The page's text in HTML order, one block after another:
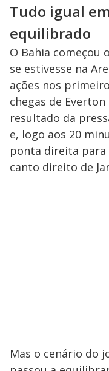
Tudo igual
equilibrado
O Bahia começou
se estivesse na
ações nos
chegas de
resultado da
e, logo aos 20
ponta direita
canto direito de
Mas o cenário do